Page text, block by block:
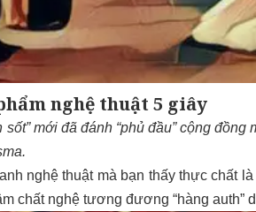
nghệ thuật 5 giây
sốt” mới đã đánh “phủ đầu” cộng
nghệ thuật mà bạn thấy thực chất
chất nghệ tương đương “hàng auth”